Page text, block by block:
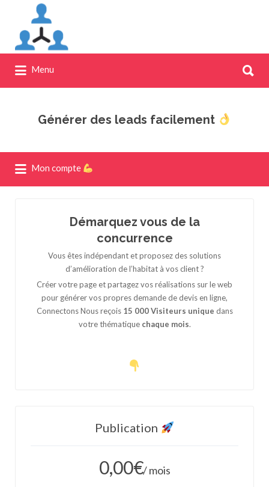
Recherche
pour:
Menu
pour:
Générer des leads facilement
Mon compte
Démarquez vous de la
concurrence
Vous êtes indépendant et proposez des solutions
d’amélioration de l’habitat à vos client ?
Créer votre page et partagez vos réalisations sur le web
pour générer vos propres demande de devis en ligne,
Connectons Nous reçois 15 000 Visiteurs unique dans
votre thématique chaque mois.
Publication
0,00€/ mois